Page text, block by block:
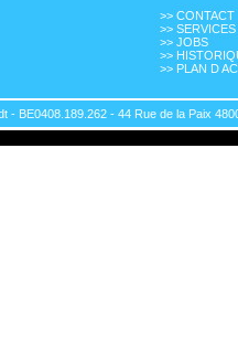
>> CONTACT
>> SERVICES
>> JOBS
>>
>> PLAN D
- BE0408.189.262 - 44 Rue de la Paix